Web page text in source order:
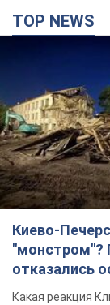
TOP NEWS
Киево-
"монстром"?
отказались
небоскреба
Какая реакция